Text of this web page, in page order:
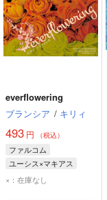
everflowering
ブランシア / キリィ
493 円 （税込）
ファルコム
ユーシス×マキアス
×：在庫なし